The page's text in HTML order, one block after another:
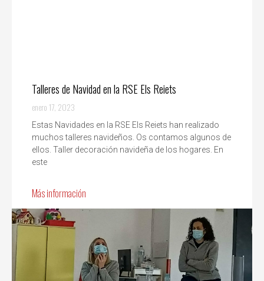
Talleres de Navidad en la RSE Els Reiets
enero 17, 2023
Estas Navidades en la RSE Els Reiets han realizado
muchos talleres navideños. Os contamos algunos de
ellos. Taller decoración navideña de los hogares. En
este
Más información